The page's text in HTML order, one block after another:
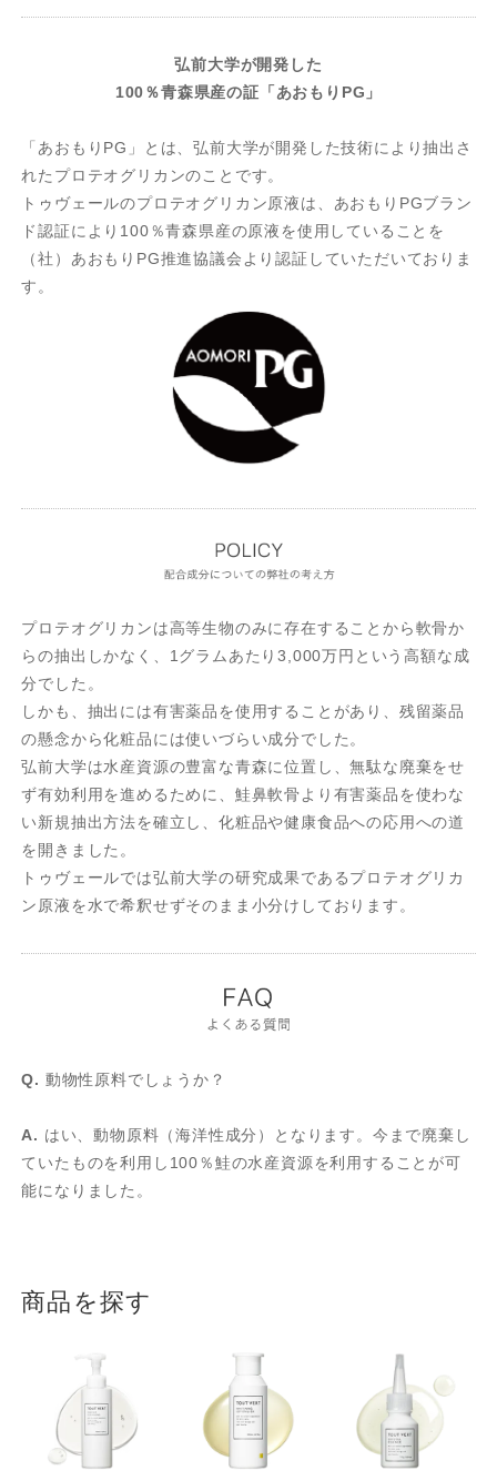
弘前大学が開発した
100％青森県産の証「あおもりPG」
「あおもりPG」とは、弘前大学が開発した技術により抽出さ
れたプロテオグリカンのことです。
トゥヴェールのプロテオグリカン原液は、あおもりPGブラン
ド認証により100％青森県産の原液を使用していることを
（社）あおもりPG推進協議会より認証していただいておりま
す。
プロテオグリカンは高等生物のみに存在することから軟骨か
らの抽出しかなく、1グラムあたり3,000万円という高額な成
分でした。
しかも、抽出には有害薬品を使用することがあり、残留薬品
の懸念から化粧品には使いづらい成分でした。
弘前大学は水産資源の豊富な青森に位置し、無駄な廃棄をせ
ず有効利用を進めるために、鮭鼻軟骨より有害薬品を使わな
い新規抽出方法を確立し、化粧品や健康食品への応用への道
を開きました。
トゥヴェールでは弘前大学の研究成果であるプロテオグリカ
ン原液を水で希釈せずそのまま小分けしております。
Q. 動物性原料でしょうか？
A. はい、動物原料（海洋性成分）となります。今まで廃棄し
ていたものを利用し100％鮭の水産資源を利用することが可
能になりました。
商品を探す